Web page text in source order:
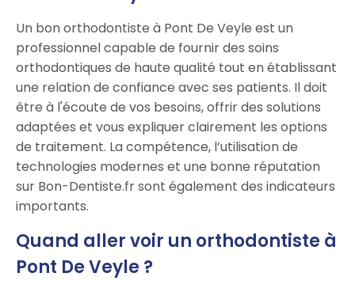
Un bon orthodontiste à Pont De Veyle est un
professionnel capable de fournir des soins
orthodontiques de haute qualité tout en établissant
une relation de confiance avec ses patients. Il doit
être à l'écoute de vos besoins, offrir des solutions
adaptées et vous expliquer clairement les options
de traitement. La compétence, l’utilisation de
technologies modernes et une bonne réputation
sur Bon-Dentiste.fr sont également des indicateurs
importants.
Quand aller voir un orthodontiste à
Pont De Veyle ?